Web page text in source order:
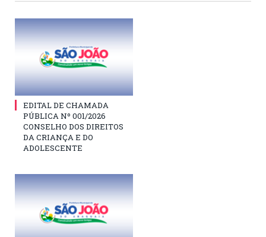
EDITAL DE CHAMADA
PÚBLICA Nº 001/2026
CONSELHO DOS DIREITOS
DA CRIANÇA E DO
ADOLESCENTE